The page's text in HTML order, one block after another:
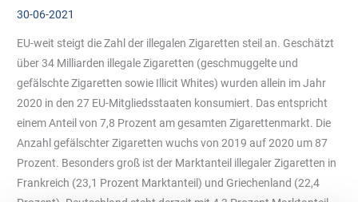
30-06-2021
EU-weit steigt die Zahl der illegalen Zigaretten steil an. Geschätzt
über 34 Milliarden illegale Zigaretten (geschmuggelte und
gefälschte Zigaretten sowie Illicit Whites) wurden allein im Jahr
2020 in den 27 EU-Mitgliedsstaaten konsumiert. Das entspricht
einem Anteil von 7,8 Prozent am gesamten Zigarettenmarkt. Die
Anzahl gefälschter Zigaretten wuchs von 2019 auf 2020 um 87
Prozent. Besonders groß ist der Marktanteil illegaler Zigaretten in
Frankreich (23,1 Prozent Marktanteil) und Griechenland (22,4